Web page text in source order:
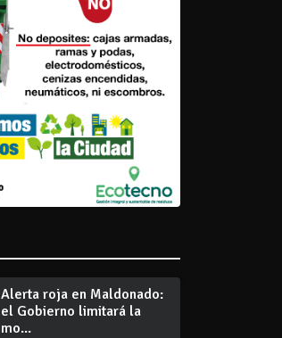
Alerta roja en Maldonado:
el Gobierno limitará la
mo...